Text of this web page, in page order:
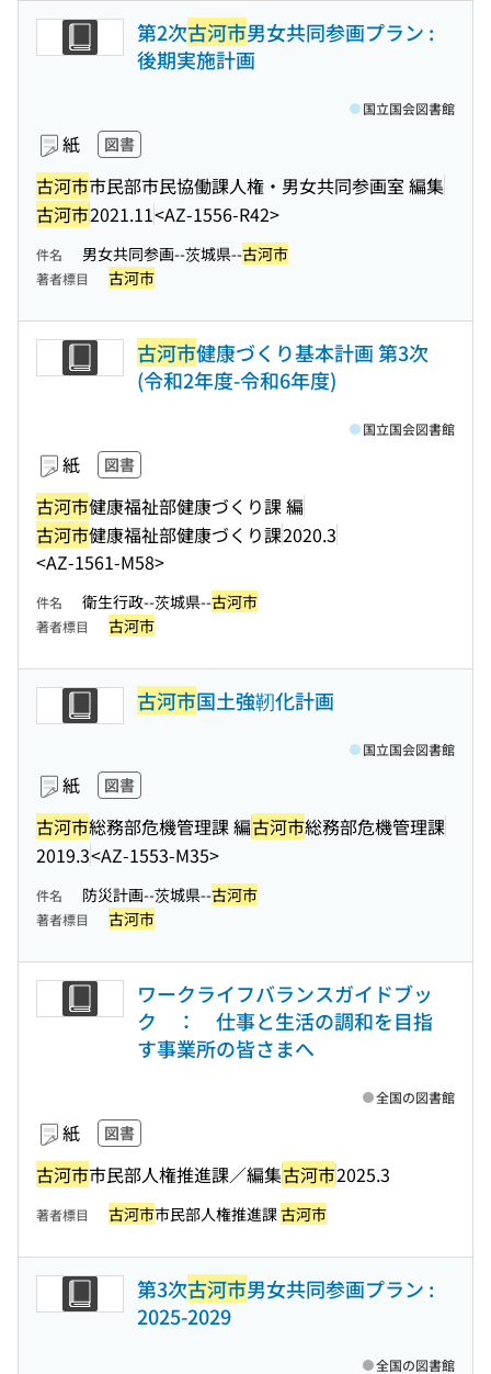
第2次古河市男女共同参画プラン :
後期実施計画
紙 図書
古河市市民部市民協働課人権・男女共同参画室 編集
古河市2021.11<AZ-1556-R42>
国立国会図書館
件名 男女共同参画--茨城県--古河市
著者標目 古河市
古河市健康づくり基本計画 第3次
(令和2年度-令和6年度)
紙 図書
古河市健康福祉部健康づくり課 編
古河市健康福祉部健康づくり課2020.3
<AZ-1561-M58>
国立国会図書館
件名 衛生行政--茨城県--古河市
著者標目 古河市
古河市国土強靭化計画
紙 図書
古河市総務部危機管理課 編古河市総務部危機管理課
2019.3<AZ-1553-M35>
国立国会図書館
件名 防災計画--茨城県--古河市
著者標目 古河市
ワークライフバランスガイドブッ
ク ： 仕事と生活の調和を目指
す事業所の皆さまへ
紙 図書
古河市市民部人権推進課／編集古河市2025.3
全国の図書館
著者標目 古河市市民部人権推進課古河市
第3次古河市男女共同参画プラン :
2025-2029
全国の図書館